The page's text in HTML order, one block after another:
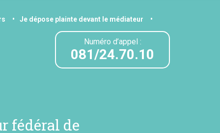
Je dépose plainte devant le médiateur
fédéral de
Numéro d’appel :
081/24.70.10